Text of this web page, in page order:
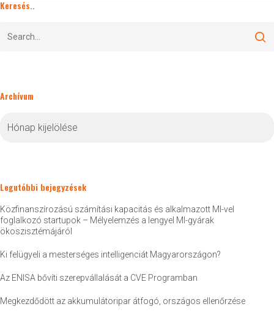
Keresés..
Archívum
Legutóbbi bejegyzések
Közfinanszírozású számítási kapacitás és alkalmazott MI-vel
foglalkozó startupok – Mélyelemzés a lengyel MI-gyárak
ökoszisztémájáról
Ki felügyeli a mesterséges intelligenciát Magyarországon?
Az ENISA bővíti szerepvállalását a CVE Programban
Megkezdődött az akkumulátoripar átfogó, országos ellenőrzése